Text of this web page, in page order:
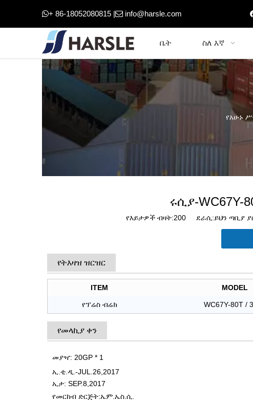
+ 86-18052080815 | info@harsle.com
ቤት ስለ እኛ
የአሁኑ
ሩሲያ-WC67Y-
የእይታዎች ብዛት:200ደራሲ:ይህን ጣቢያ
የትእዛዝ ዝርዝር
ITEM MODEL
የፕሬስ ብሬክ WC67Y-80T /
የመላኪያ ቀን
መያዣ: 20GP * 1
ኢ.ቲ.ዲ.-JUL.26,2017
ኢታ: SEP.8,2017
የመርከብ ድርጅት:ኤም.ኤስ.ሲ.